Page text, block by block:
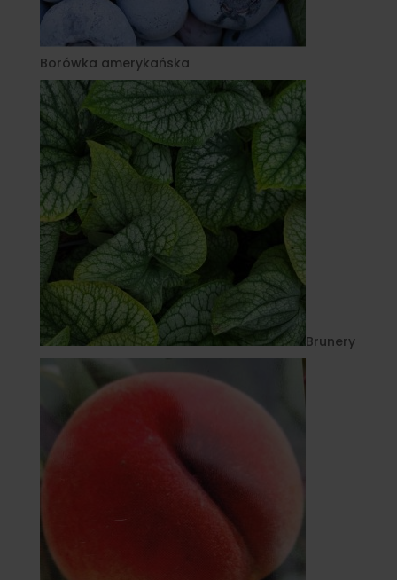
Borówka amerykańska
Brunery